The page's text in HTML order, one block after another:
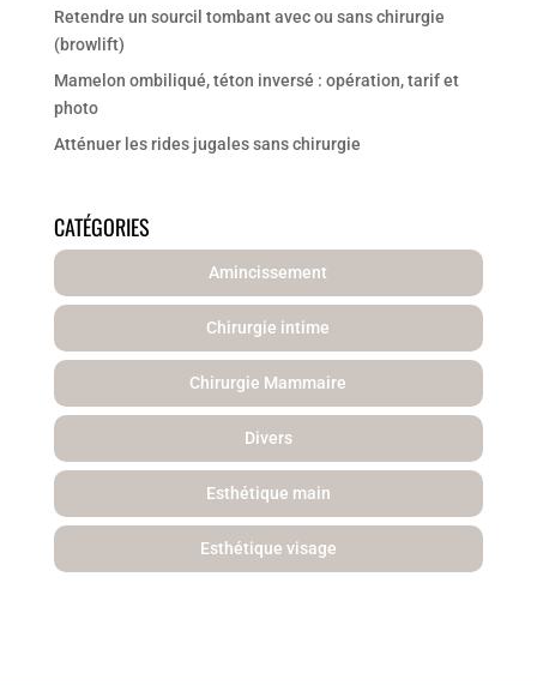
Retendre un sourcil tombant avec ou sans chirurgie
(browlift)
Mamelon ombiliqué, téton inversé : opération, tarif et
photo
Atténuer les rides jugales sans chirurgie
CATÉGORIES
Amincissement
Chirurgie intime
Chirurgie Mammaire
Divers
Esthétique main
Esthétique visage